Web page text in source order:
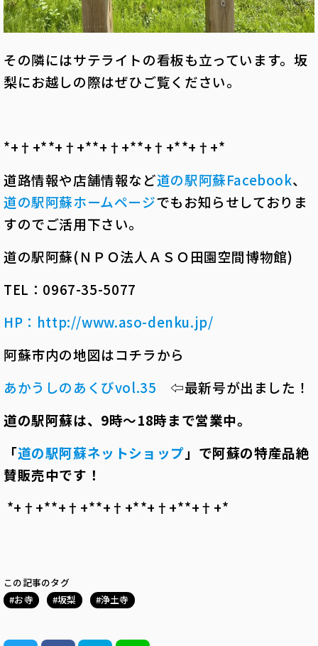
その隣にはサテライトの看板も立っています。坂
梨にお越しの際はぜひご覧ください。
*+†+*――*+†+*――*+†+*――*+†+*――*+†+*――
道路情報や店舗情報など道の駅阿蘇Facebook、
道の駅阿蘇ホームページでもお知らせしておりま
すのでご活用下さい。
道の駅阿蘇(ＮＰＯ法人ＡＳＯ田園空間博物館)
TEL：0967-35-5077
HP ： http://www.aso-denku.jp/
阿蘇市内の地図はコチラから
あかうしのあくびvol.35 ⇦最新号が出ました！
道の駅阿蘇は、 9時～18時まで営業中。
「道の駅阿蘇ネットショップ」で阿蘇の特産品絶
賛販売中です！
*+†+*――*+†+*――*+†+*――*+†+*――*+†+*――
この記事のタグ
お寺
坂梨 浄土寺